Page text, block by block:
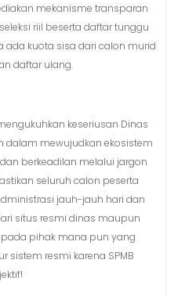
mekanisme transparan
riil beserta daftar tunggu
kuota sisa dari calon murid
daftar ulang.
keseriusan Dinas
dalam mewujudkan ekosistem
berkeadilan melalui jargon
seluruh calon peserta
jauh-jauh hari dan
situs resmi dinas maupun
pihak mana pun yang
sistem resmi karena SPMB